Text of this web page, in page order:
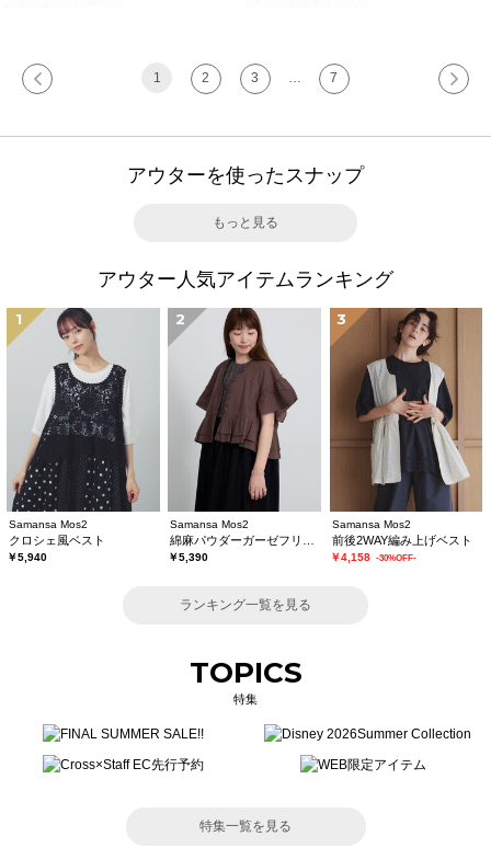
1 2 3 7
アウターを使ったスナップ
もっと見る
アウター人気アイテムランキング
1
Samansa Mos2
クロシェ風ベスト
￥5,940
2
Samansa Mos2
￥5,390
3
Samansa Mos2
前後2WAY編み上げベスト
￥4,158 -30%OFF-
ランキング一覧を見る
TOPICS
特集
特集一覧を見る